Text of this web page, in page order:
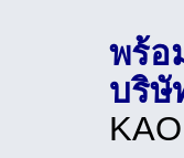
พร้อ
บริษั